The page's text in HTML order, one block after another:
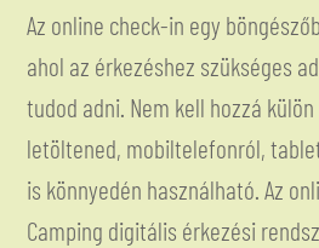
Az online check-in egy
ahol az érkezéshez szükséges
tudod adni. Nem kell hozzá
letöltened, mobiltelefonról,
is könnyedén használható. Az
Camping digitális érkezési